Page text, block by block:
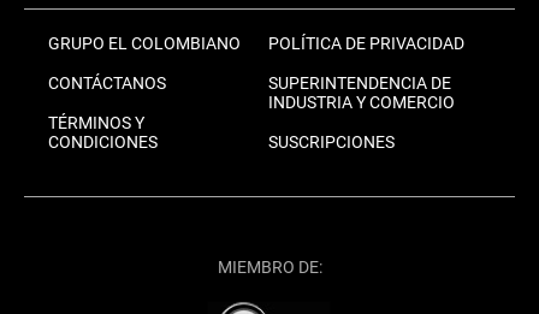
GRUPO EL COLOMBIANO
CONTÁCTANOS
TÉRMINOS Y
CONDICIONES
POLÍTICA DE PRIVACIDAD
SUPERINTENDENCIA DE
INDUSTRIA Y COMERCIO
SUSCRIPCIONES
MIEMBRO DE: